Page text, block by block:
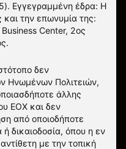
Εγγεγραμμένη έδρα: Η
και την επωνυμία της:
Center, 2ος
δεν
Ηνωμένων Πολιτειών,
άλλης
ΕΟΧ και δεν
από οποιοδήποτε
δικαιοδοσία, όπου η εν
με την τοπική